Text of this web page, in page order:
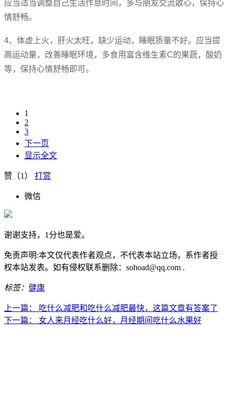
应当适当调整自己生活作息时间，多与朋友交流散心，保持心
情舒畅。
4、体虚上火，肝火太旺，缺少运动，睡眠质量不好。应当提
高运动量，改善睡眠环境，多食用富含维生素C的果蔬，酸奶
等，保持心情舒畅即可。
1
2
3
下一页
显示全文
赞（1 ） 打赏
微信
谢谢支持，1分也是爱。
免责声明:本文仅代表作者观点，不代表本站立场，系作者授
权本站发表。如有侵权联系删除：sohoad@qq.com .
标签： 健康
上一篇：
吃什么减肥和吃什么减肥最快，这篇文章有答案了
下一篇：
女人来月经吃什么好，月经期间吃什么水果好